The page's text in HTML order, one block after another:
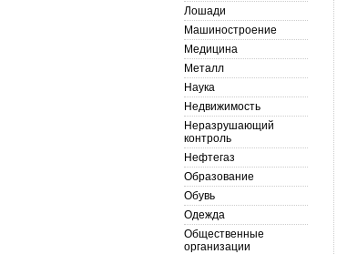
Лошади
Машиностроение
Медицина
Металл
Наука
Недвижимость
Неразрушающий
контроль
Нефтегаз
Образование
Обувь
Одежда
Общественные
организации